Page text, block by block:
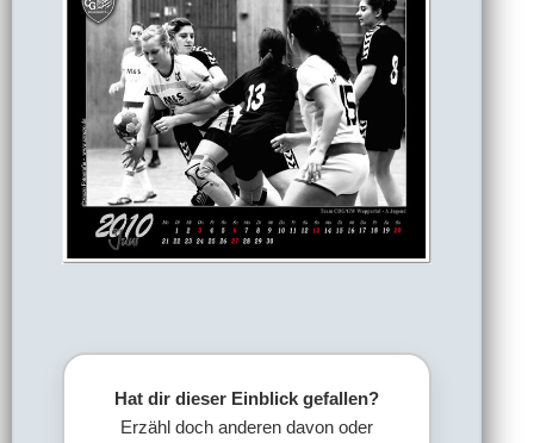
Hat dir dieser Einblick gefallen?
Erzähl doch anderen davon oder